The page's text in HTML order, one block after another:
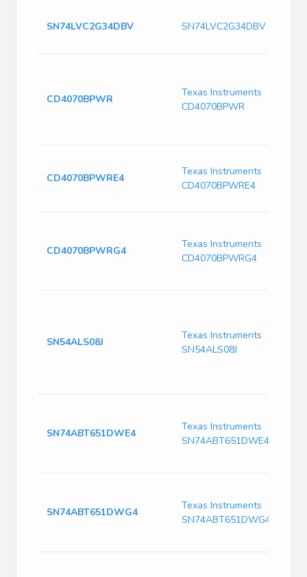
SN74LVC2G34DBV SN74LVC2G34DBV
CD4070BPWR
Texas Instruments
CD4070BPWR
CD4070BPWRE4
Texas Instruments
CD4070BPWRE4
CD4070BPWRG4
Texas Instruments
CD4070BPWRG4
SN54ALS08J
Texas Instruments
SN54ALS08J
SN74ABT651DWE4
Texas Instruments
SN74ABT651DWE4
SN74ABT651DWG4
Texas Instruments
SN74ABT651DWG4